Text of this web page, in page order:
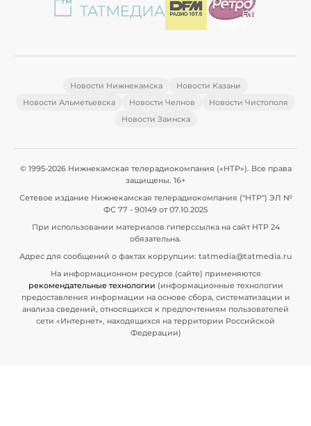
Новости Нижнекамска
Новости Казани
Новости Альметьевска
Новости Челнов
Новости Чистополя
Новости Заинска
© 1995-2026 Нижнекамская телерадиокомпания («НТР»). Все права
защищены. 16+
Сетевое издание Нижнекамская телерадиокомпания ("НТР") ЭЛ №
ФС 77 - 90149 от 07.10.2025
При использовании материалов гиперссылка на сайт НТР 24
обязательна.
Адрес для сообщений о фактах коррупции: tatmedia@tatmedia.ru
На информационном ресурсе (сайте) применяются
рекомендательные технологии (информационные технологии
предоставления информации на основе сбора, систематизации и
анализа сведений, относящихся к предпочтениям пользователей
сети «Интернет», находящихся на территории Российской
Федерации)